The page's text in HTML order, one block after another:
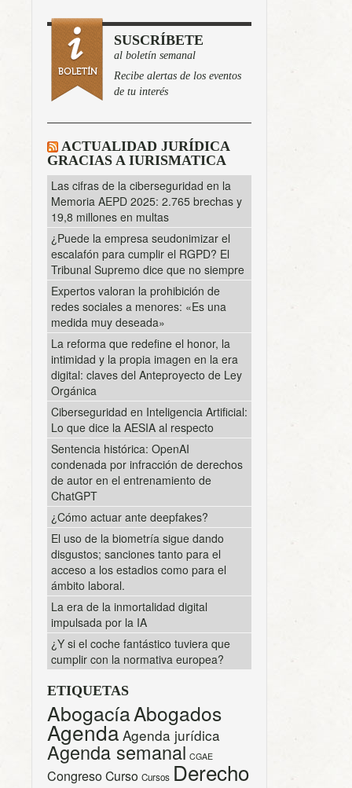
SUSCRÍBETE
al boletín semanal
Recibe alertas de los eventos
de tu interés
ACTUALIDAD JURÍDICA
GRACIAS A IURISMATICA
Las cifras de la ciberseguridad en la
Memoria AEPD 2025: 2.765 brechas y
19,8 millones en multas
¿Puede la empresa seudonimizar el
escalafón para cumplir el RGPD? El
Tribunal Supremo dice que no siempre
Expertos valoran la prohibición de
redes sociales a menores: «Es una
medida muy deseada»
La reforma que redefine el honor, la
intimidad y la propia imagen en la era
digital: claves del Anteproyecto de Ley
Orgánica
Ciberseguridad en Inteligencia Artificial:
Lo que dice la AESIA al respecto
Sentencia histórica: OpenAI
condenada por infracción de derechos
de autor en el entrenamiento de
ChatGPT
¿Cómo actuar ante deepfakes?
El uso de la biometría sigue dando
disgustos; sanciones tanto para el
acceso a los estadios como para el
ámbito laboral.
La era de la inmortalidad digital
impulsada por la IA
¿Y si el coche fantástico tuviera que
cumplir con la normativa europea?
ETIQUETAS
AbogacíaAbogados
Agenda Agenda jurídica
Agenda semanal CGAE
CongresoCurso Cursos Derecho